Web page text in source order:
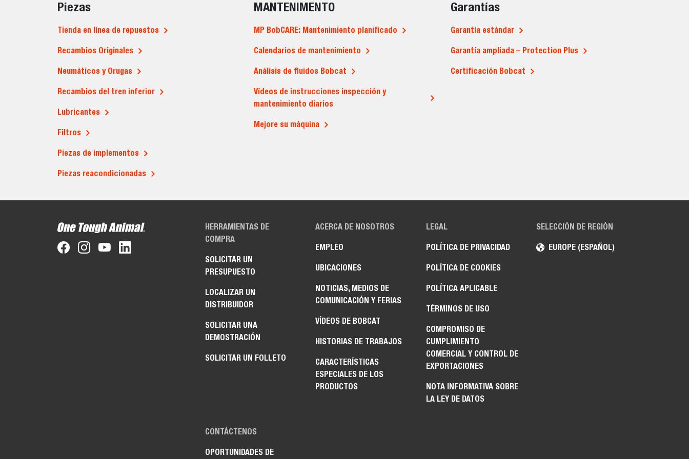
MANTENIMENTO
MP BobCARE: Mantenimiento planificado
Calendarios de mantenimiento
Análisis de fluidos Bobcat
Vídeos de instrucciones inspección y
mantenimiento diarios
Mejore su máquina
Piezas
Tienda en línea de repuestos
Recambios Originales
Neumáticos y Orugas
Recambios del tren inferior
Lubricantes
Filtros
Piezas de implementos
Piezas reacondicionadas
Garantías
Garantía estándar
Garantía ampliada – Protection Plus
Certificación Bobcat
SELECCIÓN DE REGIÓN
EUROPE (ESPAÑOL)
HERRAMIENTAS DE
COMPRA
SOLICITAR UN
PRESUPUESTO
LOCALIZAR UN
DISTRIBUIDOR
SOLICITAR UNA
DEMOSTRACIÓN
SOLICITAR UN FOLLETO
ACERCA DE NOSOTROS
EMPLEO
UBICACIONES
NOTICIAS, MEDIOS DE
COMUNICACIÓN Y FERIAS
VÍDEOS DE BOBCAT
HISTORIAS DE TRABAJOS
CARACTERÍSTICAS
ESPECIALES DE LOS
PRODUCTOS
LEGAL
POLÍTICA DE PRIVACIDAD
POLÍTICA DE COOKIES
POLÍTICA APLICABLE
TÉRMINOS DE USO
COMPROMISO DE
CUMPLIMIENTO
COMERCIAL Y CONTROL DE
EXPORTACIONES
NOTA INFORMATIVA SOBRE
LA LEY DE DATOS
CONTÁCTENOS
OPORTUNIDADES DE